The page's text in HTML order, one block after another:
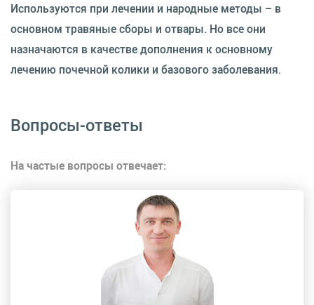
Используются при лечении и народные методы – в
основном травяные сборы и отвары. Но все они
назначаются в качестве дополнения к основному
лечению почечной колики и базового заболевания.
Вопросы-ответы
На частые вопросы отвечает: